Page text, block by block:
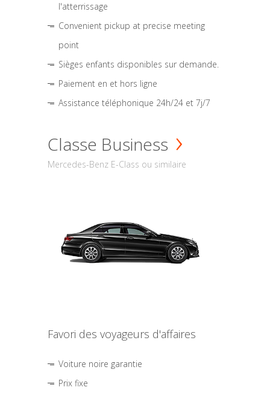
l'atterrissage
Convenient pickup at precise meeting
point
Sièges enfants disponibles sur demande.
Paiement en et hors ligne
Assistance téléphonique 24h/24 et 7j/7
Classe Business
Mercedes-Benz E-Class ou similaire
Favori des voyageurs d'affaires
Voiture noire garantie
Prix fixe